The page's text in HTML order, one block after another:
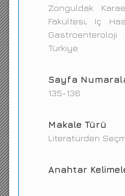
Zonguldak
Fakültesi, Iç
Gastroenteroloji
Türkiye
Sayfa
135-136
Makale Türü
Literatürden
Anahtar